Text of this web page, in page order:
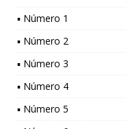
▪ Número 1
▪ Número 2
▪ Número 3
▪ Número 4
▪ Número 5